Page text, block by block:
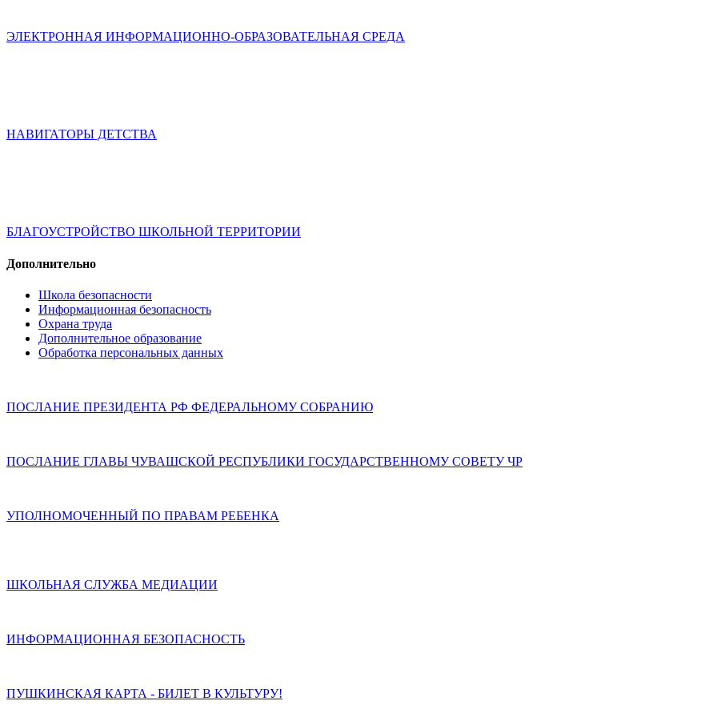
ЭЛЕКТРОННАЯ ИНФОРМАЦИОННО-ОБРАЗОВАТЕЛЬНАЯ СРЕДА
НАВИГАТОРЫ ДЕТСТВА
БЛАГОУСТРОЙСТВО ШКОЛЬНОЙ ТЕРРИТОРИИ
Дополнительно
Школа безопасности
Информационная безопасность
Охрана труда
Дополнительное образование
Обработка персональных данных
ПОСЛАНИЕ ПРЕЗИДЕНТА РФ ФЕДЕРАЛЬНОМУ СОБРАНИЮ
ПОСЛАНИЕ ГЛАВЫ ЧУВАШСКОЙ РЕСПУБЛИКИ ГОСУДАРСТВЕННОМУ СОВЕТУ ЧР
УПОЛНОМОЧЕННЫЙ ПО ПРАВАМ РЕБЕНКА
ШКОЛЬНАЯ СЛУЖБА МЕДИАЦИИ
ИНФОРМАЦИОННАЯ БЕЗОПАСНОСТЬ
ПУШКИНСКАЯ КАРТА - БИЛЕТ В КУЛЬТУРУ!